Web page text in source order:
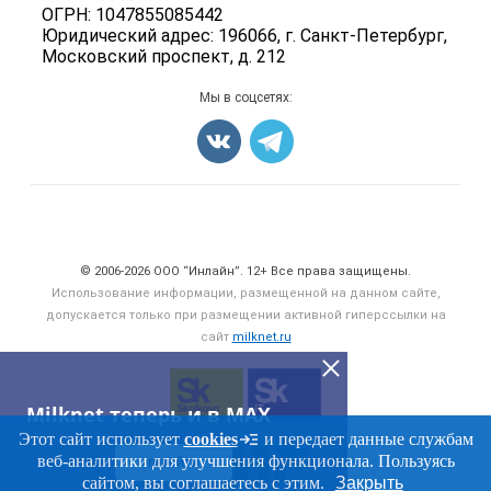
Milknet теперь и в MAX
ПЕРЕЙТИ
ОГРН: 1047855085442
Юридический адрес: 196066, г. Санкт-Петербург,
Московский проспект, д. 212
Карта объявлений
Мы в соцсетях:
© 2006‑2026 ООО “Инлайн”. 12+ Все права защищены.
Использование информации, размещенной на данном сайте,
допускается только при размещении активной гиперссылки на
сайт milknet.ru
Этот сайт использует cookies
и передает данные службам
веб-аналитики для улучшения функционала. Пользуясь
сайтом, вы соглашаетесь с этим.
Закрыть